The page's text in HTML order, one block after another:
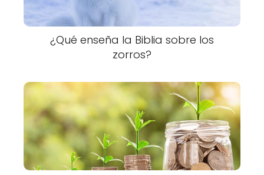
¿Qué enseña la Biblia sobre los
zorros?